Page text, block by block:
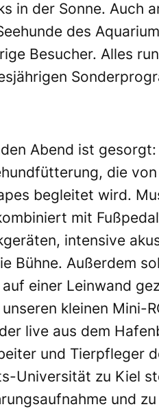
in der Sonne. Auch
des
Besucher. Alles
Abend ist
die
begleitet wird.
mit
intensive
Bühne. Außerdem
einer Leinwand
kleinen Mini-
live aus dem
und Tierpfleger
Universität zu Kiel
und